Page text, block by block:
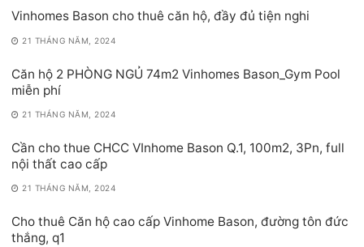
Vinhomes Bason cho thuê căn hộ, đầy đủ tiện nghi
21 THÁNG NĂM, 2024
Căn hộ 2 PHÒNG NGỦ 74m2 Vinhomes Bason_Gym Pool
miễn phí
21 THÁNG NĂM, 2024
Cần cho thue CHCC VInhome Bason Q.1, 100m2, 3Pn, full
nội thất cao cấp
21 THÁNG NĂM, 2024
Cho thuê Căn hộ cao cấp Vinhome Bason, đường tôn đức
thắng, q1